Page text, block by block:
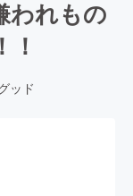
われもの
ッド